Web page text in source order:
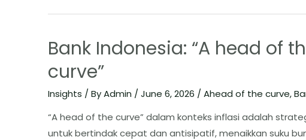
Bank Indonesia: “A head of
curve”
Insights / ByAdmin /June 6, 2026 /Ahead of the curve,
“A head of the curve” dalam konteks inflasi adalah
untuk bertindak cepat dan antisipatif, menaikkan suku